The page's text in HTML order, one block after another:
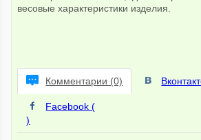
весовые характеристики изделия.
Комментарии (0)
Facebook (
)